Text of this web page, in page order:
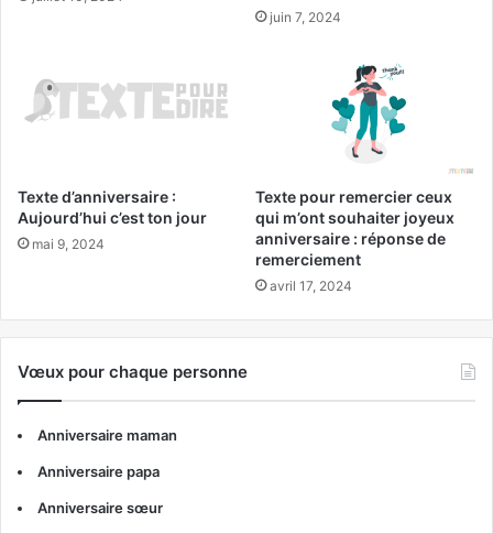
juin 7, 2024
Texte d’anniversaire :
Aujourd’hui c’est ton jour
mai 9, 2024
Texte pour remercier ceux
qui m’ont souhaiter joyeux
anniversaire : réponse de
remerciement
avril 17, 2024
Vœux pour chaque personne
Anniversaire maman
Anniversaire papa
Anniversaire sœur